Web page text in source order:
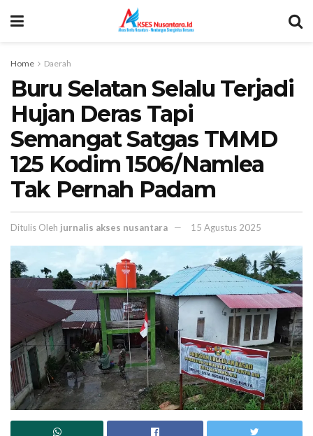
Home Daerah
Buru Selatan Selalu Terjadi
Hujan Deras Tapi
Semangat Satgas TMMD
125 Kodim 1506/Namlea
Tak Pernah Padam
Ditulis Oleh jurnalis akses nusantara 15 Agustus 2025